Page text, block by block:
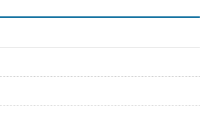
プ
ル